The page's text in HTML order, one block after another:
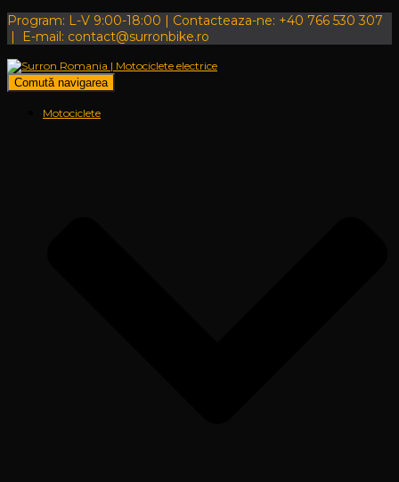
Program: L-V 9:00-18:00 | Contacteaza-ne: +40 766 530 307
| E-mail: contact@surronbike.ro
Comută navigarea
Motociclete